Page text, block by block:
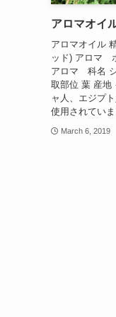
アロマオイ
アロマオイル
ッド) アロマ
アロマ 科名
取部位 葉 産地
ャ人、エジプ
使用されていま
March 6, 2019